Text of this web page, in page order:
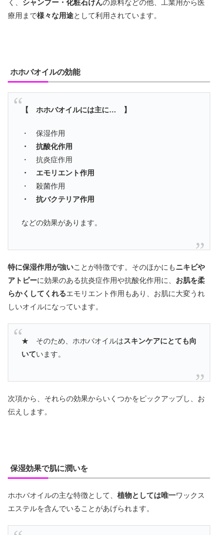
く、 シャンプー・化粧石けんの原料などの他、工業用から医
療用まで様々な用途として利用されています。
ホホバオイルの効能
【 ホホバオイルには主に… 】
・ 保湿作用
・ 抗酸化作用
・ 抗炎症作用
・ エモリエント作用
・ 殺菌作用
・ 抗バクテリア作用
などの効果があります。
特に保湿作用が強いことが特徴です。そのほかにもニキビや
アトピーに効果のある抗炎症作用や抗酸化作用に、 お肌を柔
らかくしてくれるエモリエント作用もあり、お肌に大変うれ
しいオイルになっています。
★ そのため、ホホバオイルはスキンケアにとても向
いています。
次項から、それらの効果からいくつかをピックアップし、お
伝えします。
保湿効果で肌に潤いを
ホホバオイルの主な特徴として、 植物としては唯一ワックス
エステルを含んでいることがあげられます。